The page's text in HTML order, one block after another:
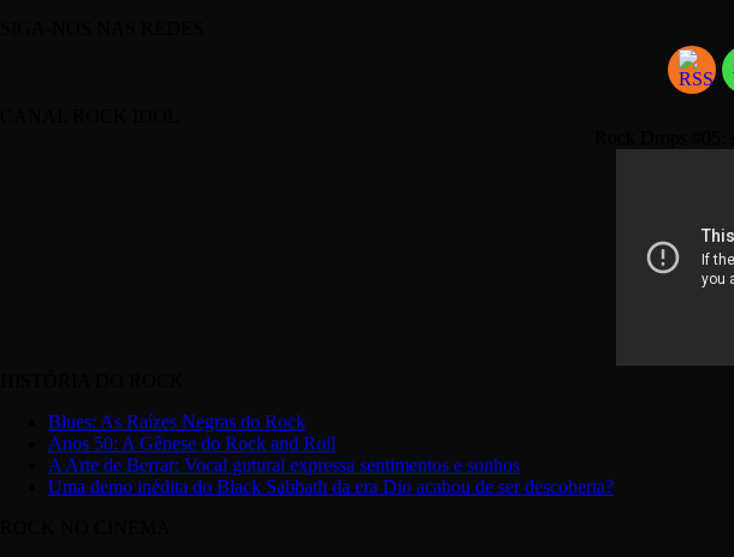
Blues: As Raízes Negras do Rock
Anos 50: A Gênese do Rock and Roll
A Arte de Berrar: Vocal gutural expressa sentimentos e sonhos
Uma demo inédita do Black Sabbath da era Dio acabou de ser descoberta?